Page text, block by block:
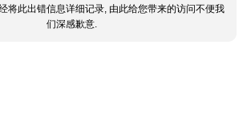
将此出错信息详细记录, 由此给您带来的访问不便我
们深感歉意.